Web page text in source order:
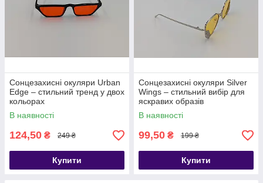
Сонцезахисні окуляри Urban
Edge – стильний тренд у двох
кольорах
В наявності
124,50 ₴ 249 ₴
Купити
Сонцезахисні окуляри Silver
Wings – стильний вибір для
яскравих образів
В наявності
99,50 ₴ 199 ₴
Купити